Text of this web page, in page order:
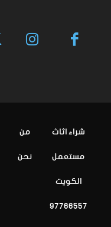
شراء اثاث
مستعمل
الكويت
97766557
من
نحن